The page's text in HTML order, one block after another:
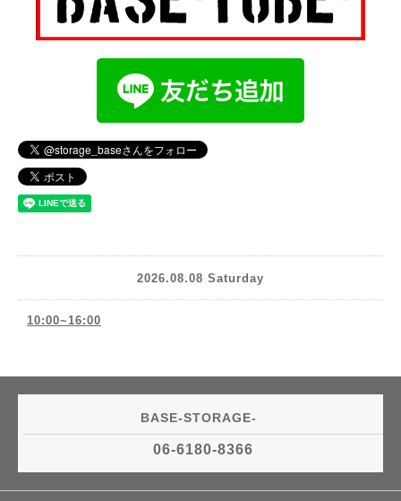
2026.08.08 Saturday
10:00~16:00
BASE-STORAGE-
06-6180-8366